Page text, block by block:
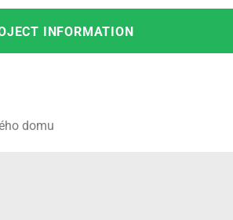
INFORMATION
domu